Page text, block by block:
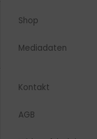
Shop
Mediadaten
Kontakt
AGB